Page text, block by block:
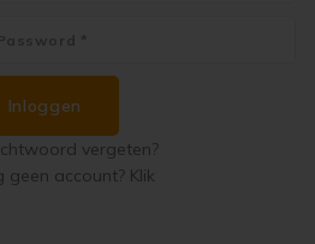
Inloggen
vergeten?
geen account? Klik